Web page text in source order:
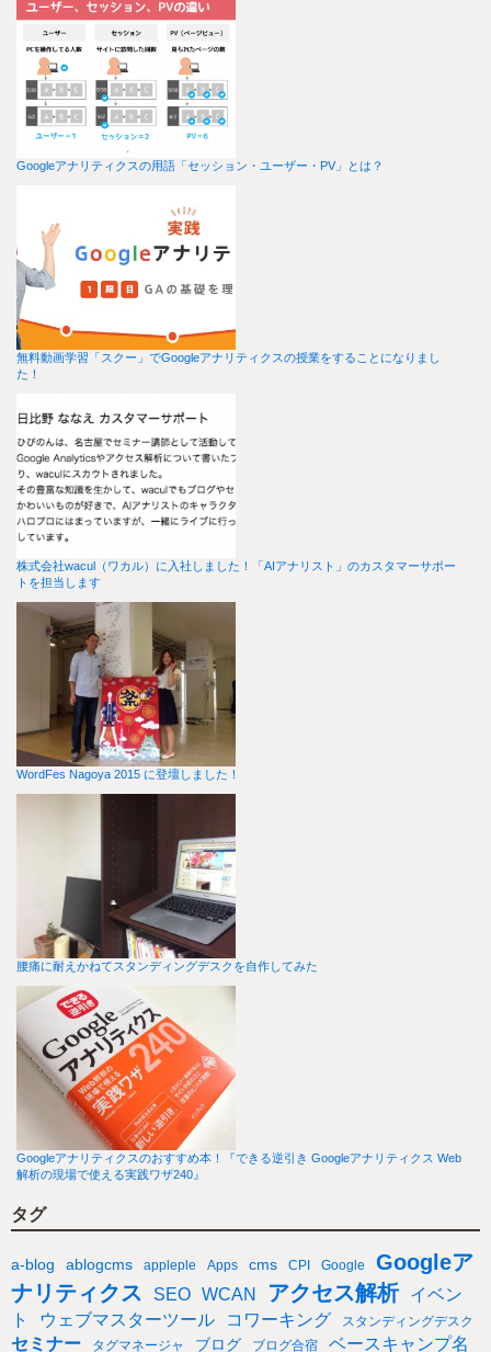
Googleアナリティクスの用語「セッション・ユーザー・PV」とは？
無料動画学習「スクー」でGoogleアナリティクスの授業をすることになりまし
た！
株式会社wacul（ワカル）に入社しました！「AIアナリスト」のカスタマーサポー
トを担当します
WordFes Nagoya 2015 に登壇しました！
腰痛に耐えかねてスタンディングデスクを自作してみた
Googleアナリティクスのおすすめ本！『できる逆引き Googleアナリティクス Web
解析の現場で使える実践ワザ240』
タグ
a-blog ablogcms appleple Apps cms CPI Google
Googleア
ナリティクス
SEO WCAN アクセス解析
イベン
ト
ウェブマスターツール コワーキング スタンディングデスク
セミナー タグマネージャ ブログ ブログ合宿 ベースキャンプ名